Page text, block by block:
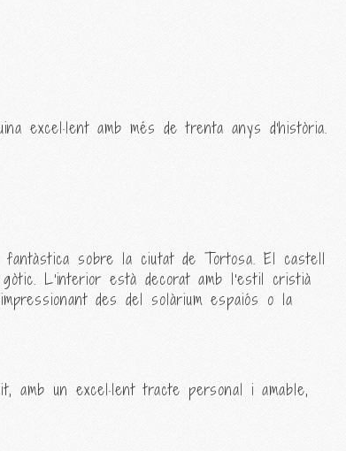
excel·lent amb més de trenta anys d'història.
sobre la ciutat de Tortosa. El castell
L'interior està decorat amb l'estil cristià
des del solàrium espaiós o la
un excel·lent tracte personal i amable,